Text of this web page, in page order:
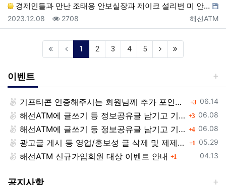
경제인들과 만난 조태용 안보실장과 제이크 설리번 미 안…
등록자
해선ATM
등록일
2023.12.08 조회
2708
1 (current)
2 3 4 5
이벤트
등록일
06.14
기프티콘 인증해주시는 회원님께 추가 포인트 쏩니다!! 3댓글
등록일
06.08
해선ATM에 글쓰기 등 정보공유글 남기고 기프티콘 받자! 3댓글
등록일
06.08
해선ATM에 글쓰기 등 정보공유글 남기고 기프티콘 받자! 4댓글
등록일
05.29
광고글 게시 등 영업/홍보성 글 삭제 및 제제대상입니다. 1댓글
등록일
04.13
해선ATM 신규가입회원 대상 이벤트 안내 1
공지사항